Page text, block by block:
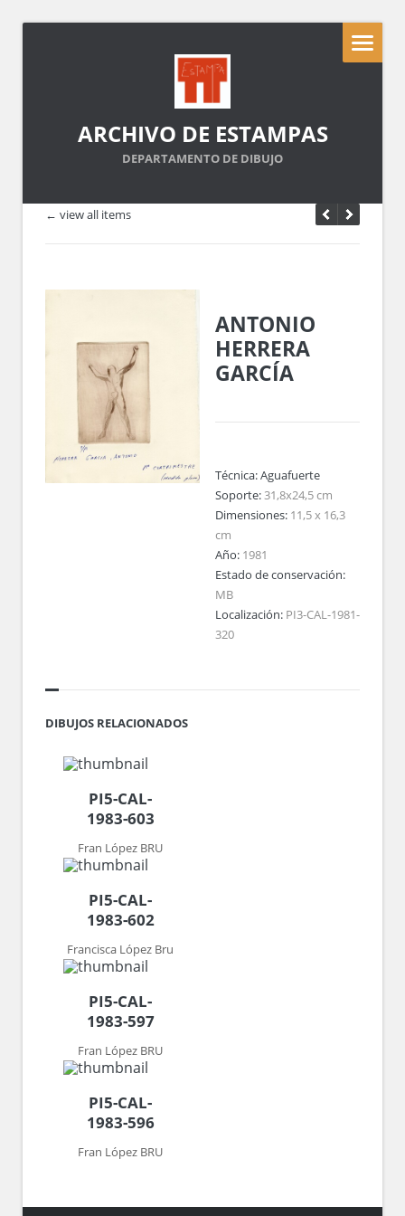
ARCHIVO DE ESTAMPAS
DEPARTAMENTO DE DIBUJO
← view all items
ANTONIO
HERRERA
GARCÍA
Técnica:Aguafuerte
Soporte:31,8x24,5 cm
Dimensiones: 11,5 x 16,3
cm
Año: 1981
Estado de conservación:
MB
Localización: PI3-CAL-1981-
320
DIBUJOS RELACIONADOS
PI5-CAL-
1983-603
Fran López BRU
PI5-CAL-
1983-602
Francisca López Bru
PI5-CAL-
1983-597
Fran López BRU
PI5-CAL-
1983-596
Fran López BRU